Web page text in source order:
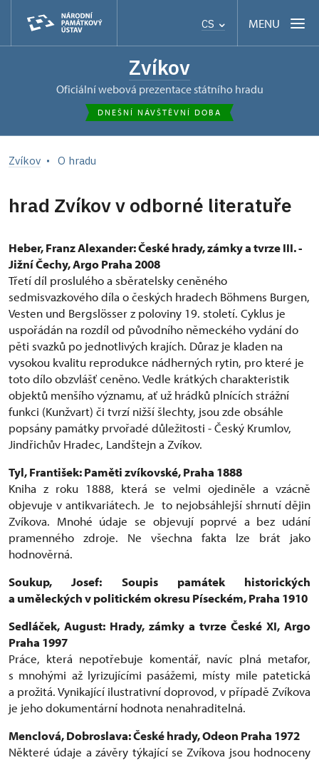
CS MENU
Zvíkov
oficiální webová prezentace státního hradu
DNEŠNÍ NÁVŠTĚVNÍ DOBA
Zvíkov O hradu
hrad Zvíkov v odborné literatuře
Heber, Franz Alexander: České hrady, zámky a tvrze III. -
Jižní Čechy, Argo Praha 2008
Třetí díl proslulého a sběratelsky ceněného
sedmisvazkového díla o českých hradech Böhmens Burgen,
Vesten und Bergslösser z poloviny 19. století. Cyklus je
uspořádán na rozdíl od původního německého vydání do
pěti svazků po jednotlivých krajích. Důraz je kladen na
vysokou kvalitu reprodukce nádherných rytin, pro které je
toto dílo obzvlášť ceněno. Vedle krátkých charakteristik
objektů menšího významu, ať už hrádků plnících strážní
funkci (Kunžvart) či tvrzí nižší šlechty, jsou zde obsáhle
popsány památky prvořadé důležitosti - Český Krumlov,
Jindřichův Hradec, Landštejn a Zvíkov.
Tyl, František: Paměti zvíkovské, Praha 1888
Kniha z roku 1888, která se velmi ojediněle a vzácně
objevuje v antikvariátech. Je to nejobsáhlejší shrnutí dějin
Zvíkova. Mnohé údaje se objevují poprvé a bez udání
pramenného zdroje. Ne všechna fakta lze brát jako
hodnověrná.
Soukup, Josef: Soupis památek historických
a uměleckých v politickém okresu Píseckém, Praha 1910
Sedláček, August: Hrady, zámky a tvrze České XI, Argo
Praha 1997
Práce, která nepotřebuje komentář, navíc plná metafor,
s mnohými až lyrizujícími pasážemi, místy mile patetická
a prožitá. Vynikající ilustrativní doprovod, v případě Zvíkova
je jeho dokumentární hodnota nenahraditelná.
Menclová, Dobroslava: České hrady, Odeon Praha 1972
Některé údaje a závěry týkající se Zvíkova jsou hodnoceny